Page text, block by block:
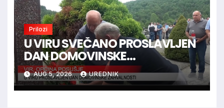
Prilozi
U VIRU SVEČANO PROSLAVLJEN
DAN DOMOVINSKE
ZAHVALNOSTI
AUG 5, 2026 UREDNIK